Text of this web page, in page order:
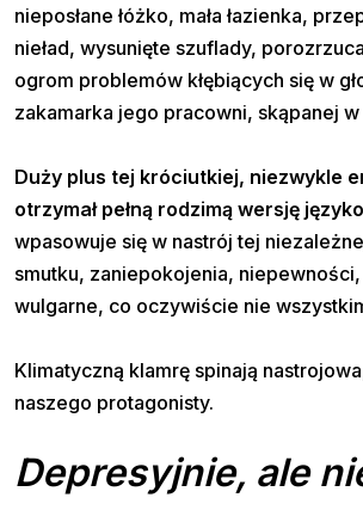
nieposłane łóżko, mała łazienka,
nieład, wysunięte szuflady,
ogrom problemów kłębiących się w
zakamarka jego pracowni, skąpanej
Duży plus tej króciutkiej, niezwykle
otrzymał pełną rodzimą wersję
wpasowuje się w nastrój tej
smutku, zaniepokojenia,
wulgarne, co oczywiście nie
Klimatyczną klamrę spinają
naszego protagonisty.
Depresyjnie, ale